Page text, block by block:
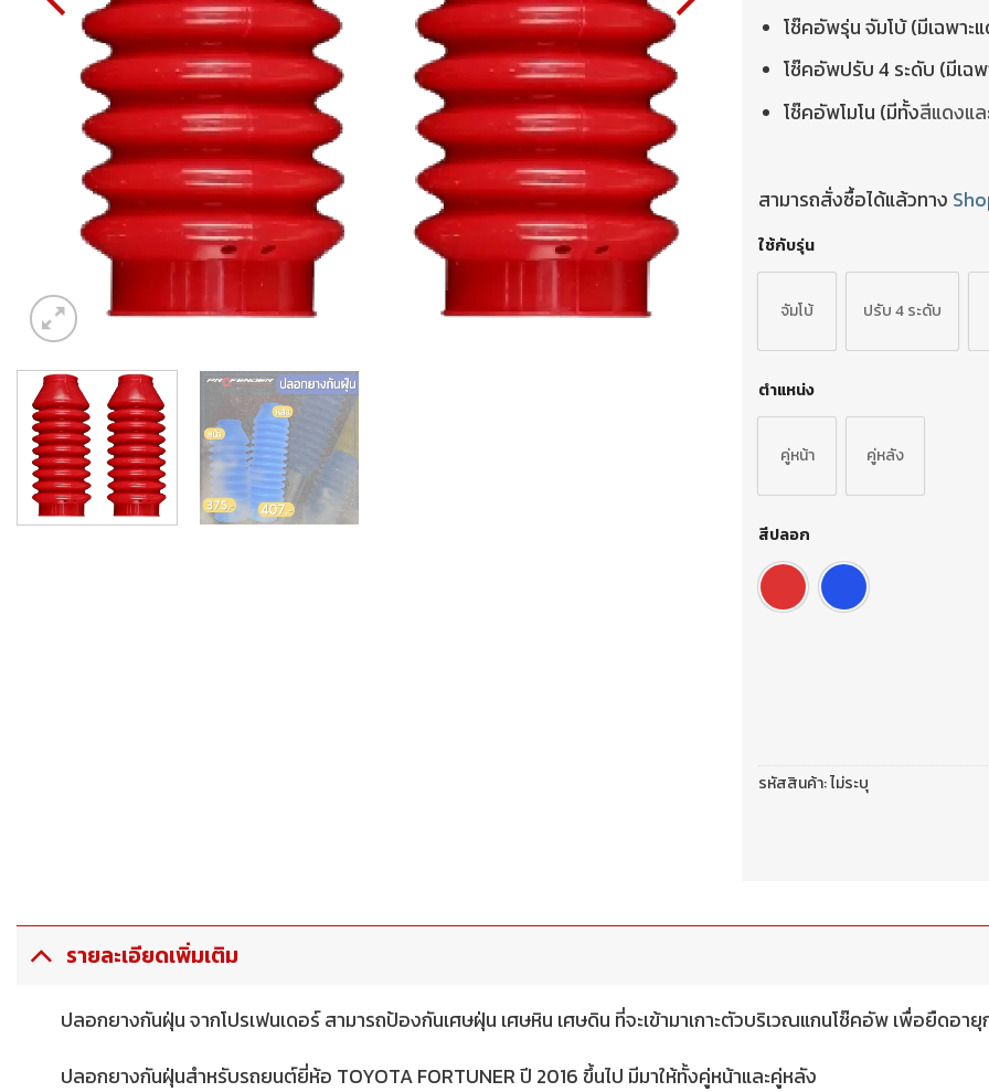
โช๊คอัพรุ่น จัมโบ้ (มีเฉพาะ
โช๊คอัพปรับ 4 ระดับ (มีเฉพ
โช๊คอัพโมโน (มีทั้งสีแดงแล
สามารถสั่งซื้อได้แล้วทาง
ใช้กับรุ่น
จัมโบ้ ปรับ 4 ระดับ
ตำแหน่ง
คู่หน้า คู่หลัง
สีปลอก
รหัสสินค้า:ไม่ระบุ
รายละเอียดเพิ่มเติม
ปลอกยางกันฝุ่น จากโปรเฟนเดอร์ สามารถป้องกันเศษฝุ่น เศษหิน เศษดิน ที่จะเข้ามาเกาะตัวบริเวณแกนโช๊คอัพ เพื่อยืดอายุ
ปลอกยางกันฝุ่นสำหรับรถยนต์ยี่ห้อ TOYOTA FORTUNER ปี 2016 ขึ้นไป มีมาให้ทั้งคู่หน้าและคู่หลัง